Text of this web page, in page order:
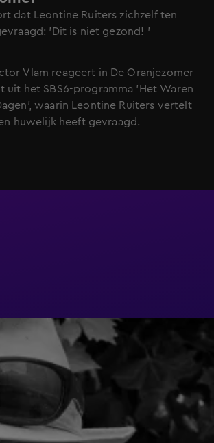
dat Leontine Ruiters zichzelf ten
'Dit is niet gezond! '
Vlam reageert in De Oranjezomer
uit het SBS6-programma 'Het Waren
waarin Leontine Ruiters vertelt
huwelijk heeft gevraagd.